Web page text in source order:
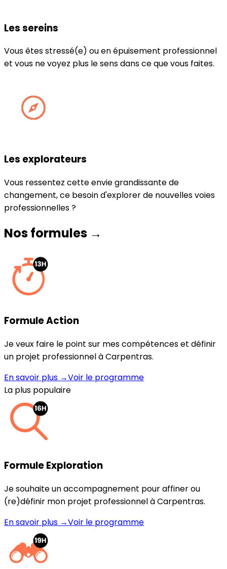
Les sereins
Vous êtes stressé(e) ou en épuisement professionnel
et vous ne voyez plus le sens dans ce que vous faites.
Les explorateurs
Vous ressentez cette envie grandissante de
changement, ce besoin d'explorer de nouvelles voies
professionnelles ?
Nos formules →
Formule Action
Je veux faire le point sur mes compétences et définir
un projet professionnel à Carpentras.
En savoir plus →Voir le programme
La plus populaire
Formule Exploration
Je souhaite un accompagnement pour affiner ou
(re)définir mon projet professionnel à Carpentras.
En savoir plus →Voir le programme